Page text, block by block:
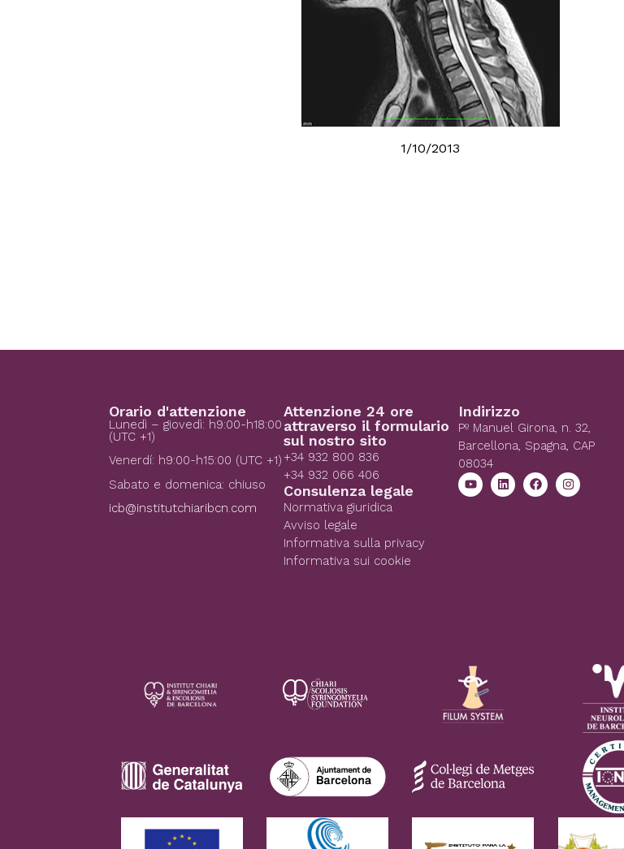
1/10/2013
Orario d'attenzione
Lunedì – giovedì: h9:00-h18:00
(UTC +1)
Venerdí: h9:00-h15:00 (UTC +1)
Sabato e domenica: chiuso
icb@institutchiaribcn.com
Attenzione 24 ore
attraverso il formulario
sul nostro sito
+34 932 800 836
+34 932 066 406
Consulenza legale
Normativa giuridica
Avviso legale
Informativa sulla privacy
Informativa sui cookie
Indirizzo
Pº Manuel Girona, n. 32,
Barcellona, Spagna, CAP
08034